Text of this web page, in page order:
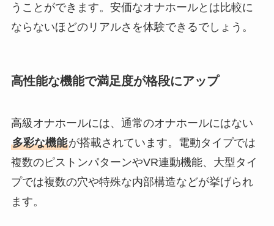
うことができます。安価なオナホールとは比較に
ならないほどのリアルさを体験できるでしょう。
高性能な機能で満足度が格段にアップ
高級オナホールには、通常のオナホールにはない
多彩な機能が搭載されています。電動タイプでは
複数のピストンパターンやVR連動機能、大型タイ
プでは複数の穴や特殊な内部構造などが挙げられ
ます。